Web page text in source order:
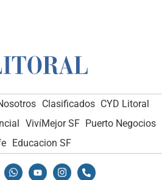
Clasificados CYD Litoral
VivíMejor SF Puerto Negocios
Educacion SF